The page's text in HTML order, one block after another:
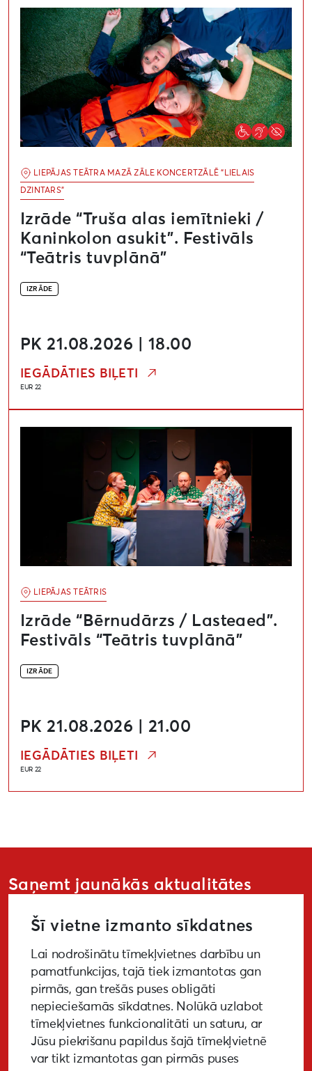
LIEPĀJAS TEĀTRA MAZĀ ZĀLE KONCERTZĀLĒ “LIELAIS
DZINTARS”
Izrāde “Truša alas iemītnieki /
Kaninkolon asukit”. Festivāls
“Teātris tuvplānā”
IZRĀDE
PK 21.08.2026 | 18.00
IEGĀDĀTIES BIĻETI
EUR 22
LIEPĀJAS TEĀTRIS
Izrāde “Bērnudārzs / Lasteaed”.
Festivāls “Teātris tuvplānā”
IZRĀDE
PK 21.08.2026 | 21.00
IEGĀDĀTIES BIĻETI
EUR 22
Saņemt jaunākās aktualitātes
PIETEIKTIES
GALERIJA MEDIJIEM LKA PĒTĪJUMS
Šī vietne izmanto sīkdatnes
Lai nodrošinātu tīmekļvietnes darbību un
pamatfunkcijas, tajā tiek izmantotas gan
pirmās, gan trešās puses obligāti
nepieciešamās sīkdatnes. Nolūkā uzlabot
tīmekļvietnes funkcionalitāti un saturu, ar
Jūsu piekrišanu papildus šajā tīmekļvietnē
var tikt izmantotas gan pirmās puses